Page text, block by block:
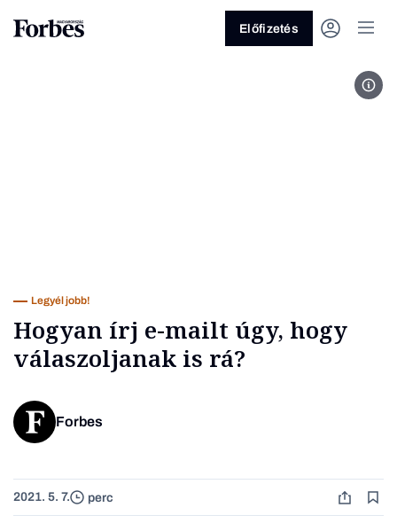
Üzlet
Előfizetés
Legyél jobb!
Hogyan írj e-mailt úgy, hogy
válaszoljanak is rá?
Forbes
2021. 5. 7. perc